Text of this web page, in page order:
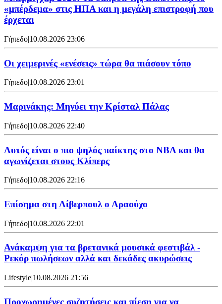
«μπέρδεμα» στις ΗΠΑ και η μεγάλη επιστροφή που
έρχεται
Γήπεδο|10.08.2026 23:06
Οι χειμερινές «ενέσεις» τώρα θα πιάσουν τόπο
Γήπεδο|10.08.2026 23:01
Μαρινάκης: Μηνύει την Κρίσταλ Πάλας
Γήπεδο|10.08.2026 22:40
Αυτός είναι ο πιο ψηλός παίκτης στο NBA και θα
αγωνίζεται στους Κλίπερς
Γήπεδο|10.08.2026 22:16
Επίσημα στη Λίβερπουλ ο Αραούχο
Γήπεδο|10.08.2026 22:01
Ανάκαμψη για τα βρετανικά μουσικά φεστιβάλ -
Ρεκόρ πωλήσεων αλλά και δεκάδες ακυρώσεις
Lifestyle|10.08.2026 21:56
Προχωρημένες συζητήσεις και πίεση για να